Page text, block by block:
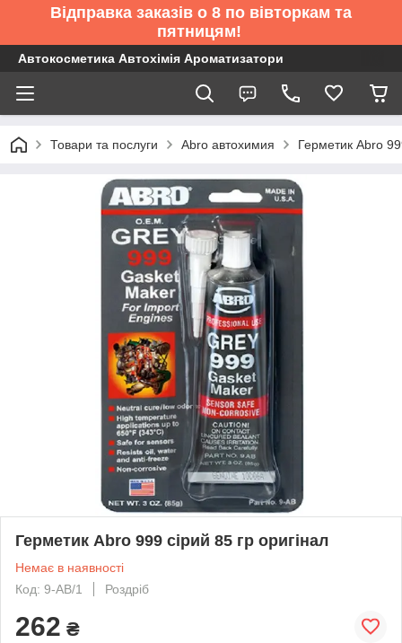
Відправка заказів о 8 по вівторкам та
пятницям!
Автокосметика Автохімія Ароматизатори
Товари та послуги Abro автохимия Герметик Abro
Герметик Abro 999 сірий 85 гр оригінал
Немає в наявності
Код: 9-AB/1
Роздріб
262 ₴